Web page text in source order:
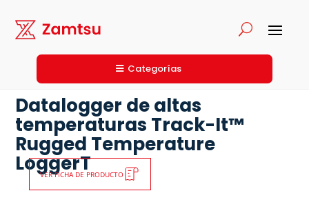
Categorías
VER FICHA DE PRODUCTO
Datalogger de altas
temperaturas Track-It™
Rugged Temperature
LoggerT